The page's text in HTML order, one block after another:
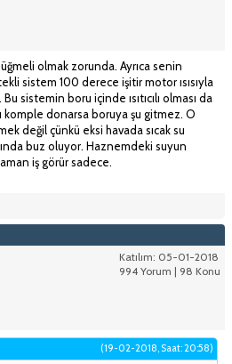
olmak zorunda. Ayrıca senin
sistem 100 derece işitir motor ısısıyla
sistemin boru içinde ısıtıcılı olması da
komple donarsa boruya şu gitmez. O
değil çünkü eksi havada sıcak su
buz oluyor. Haznemdeki suyun
iş görür sadece.
Katılım: 05-01-2018
994 Yorum | 98 Konu
(19-02-2018, Saat: 20:58)